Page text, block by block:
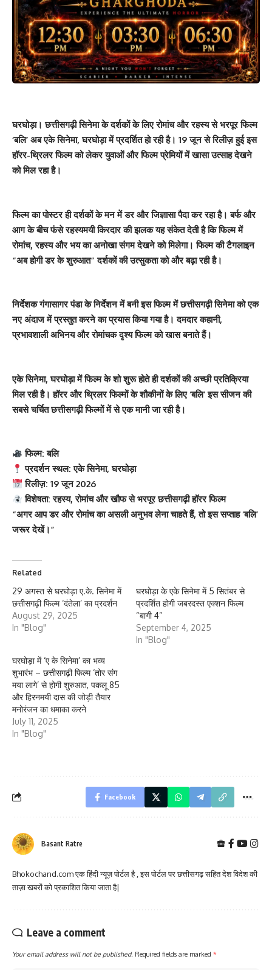
घरघोड़ा। छत्तीसगढ़ी सिनेमा के दर्शकों के लिए रोमांच और रहस्य से भरपूर फिल्म
‘बलि’ अब एके सिनेमा, घरघोड़ा में प्रदर्शित हो रही है। 19 जून से रिलीज़ हुई इस
हॉरर-थ्रिलर फिल्म को लेकर युवाओं और फिल्म प्रेमियों में खासा उत्साह देखने
को मिल रहा है।
फिल्म का पोस्टर ही दर्शकों के मन में डर और जिज्ञासा पैदा कर रहा है। बर्फ और
आग के बीच फंसे रहस्यमयी किरदार की झलक यह संकेत देती है कि फिल्म में
रोमांच, रहस्य और भय का अनोखा संगम देखने को मिलेगा। फिल्म की टैगलाइन
“अब होगी डर के शुरुआत” दर्शकों की उत्सुकता को और बढ़ा रही है।
निर्देशक गंगासागर पंडा के निर्देशन में बनी इस फिल्म में छत्तीसगढ़ी सिनेमा को एक
नए अंदाज में प्रस्तुत करने का प्रयास किया गया है। दमदार कहानी,
प्रभावशाली अभिनय और रोमांचक दृश्य फिल्म को खास बनाते हैं।
एके सिनेमा, घरघोड़ा में फिल्म के शो शुरू होते ही दर्शकों की अच्छी प्रतिक्रिया
मिल रही है। हॉरर और थ्रिलर फिल्मों के शौकीनों के लिए ‘बलि’ इस सीजन की
सबसे चर्चित छत्तीसगढ़ी फिल्मों में से एक मानी जा रही है।
फिल्म: बलि
प्रदर्शन स्थल: एके सिनेमा, घरघोड़ा
रिलीज़: 19 जून 2026
विशेषता: रहस्य, रोमांच और खौफ से भरपूर छत्तीसगढ़ी हॉरर फिल्म
“अगर आप डर और रोमांच का असली अनुभव लेना चाहते हैं, तो इस सप्ताह ‘बलि’
जरूर देखें।”
Related
29 अगस्त से घरघोड़ा ए.के. सिनेमा में
छत्तीसगढ़ी फिल्म ‘दंतेला’ का प्रदर्शन
August 29, 2025
In "Blog"
घरघोड़ा के एके सिनेमा में 5 सितंबर से
प्रदर्शित होगी जबरदस्त एक्शन फिल्म
“बागी 4”
September 4, 2025
In "Blog"
घरघोड़ा में ‘ए के सिनेमा’ का भव्य
शुभारंभ – छत्तीसगढ़ी फिल्म ‘तोर संग
मया लागे’ से होगी शुरुआत, पकलू 85
और हिरनमयी दास की जोड़ी तैयार
मनोरंजन का धमाका करने
July 11, 2025
In "Blog"
Facebook
Basant Ratre
Bhokochand.com एक हिंदी न्यूज़ पोर्टल है , इस पोर्टल पर छत्तीसगढ़ सहित देश विदेश की
ताज़ा खबरों को प्रकाशित किया जाता है|
Leave a comment
Your email address will not be published. Required fields are marked *